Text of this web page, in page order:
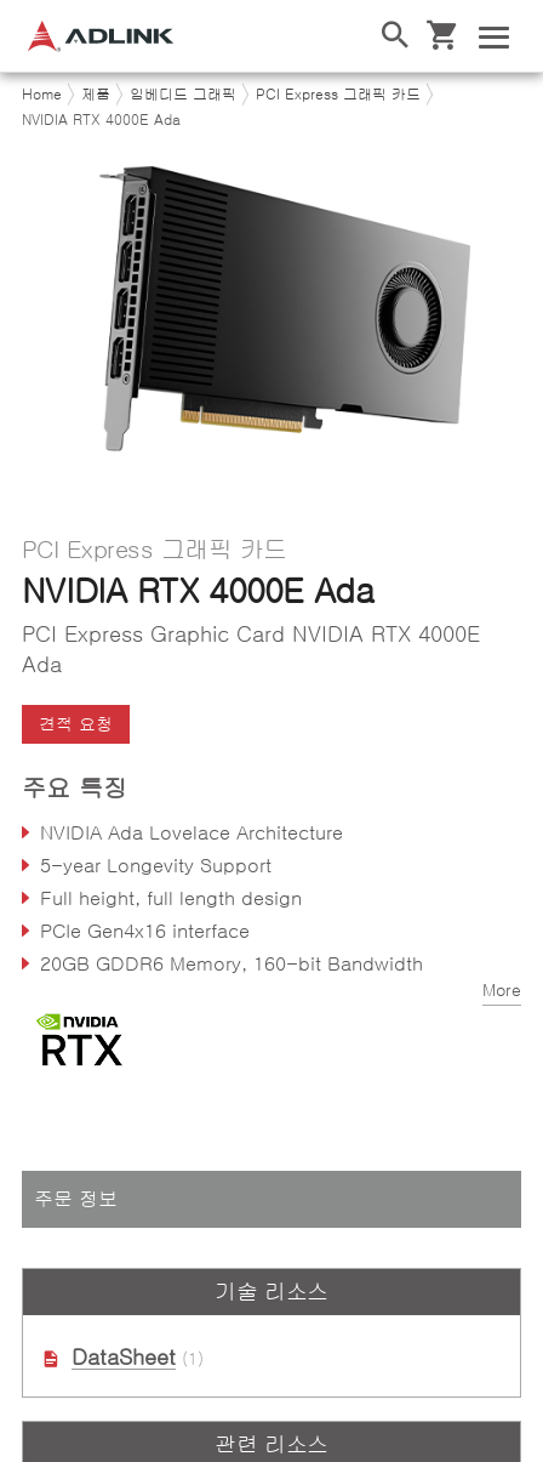
Home 제품 임베디드 그래픽
PCI Express 그래픽 카드
NVIDIA RTX 4000E Ada
PCI Express 그래픽 카드
NVIDIA RTX 4000E Ada
PCI Express Graphic Card NVIDIA RTX 4000E
Ada
견적 요청
주요 특징
NVIDIA Ada Lovelace Architecture
5-year Longevity Support
Full height, full length design
PCIe Gen4x16 interface
20GB GDDR6 Memory, 160-bit Bandwidth
More
주문 정보
기술 리소스
DataSheet(1)
관련 리소스